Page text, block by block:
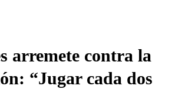
arremete contra la
“Jugar cada dos